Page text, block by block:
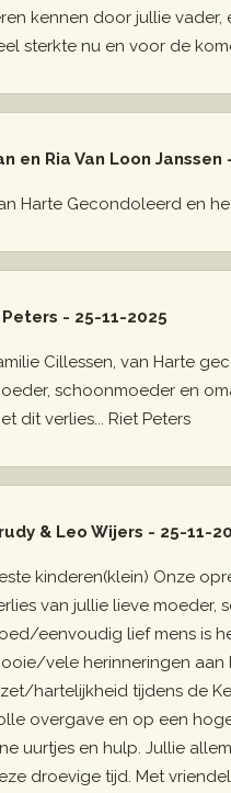
kennen door jullie vader,
sterkte nu en voor de
en Ria Van Loon Janssen
Harte Gecondoleerd en
Peters - 25-11-2025
Cillessen, van Harte
schoonmoeder en
dit verlies... Riet Peters
& Leo Wijers - 25-11-
kinderen(klein) Onze
van jullie lieve moeder,
eenvoudig lief mens is
vele herinneringen aan
hartelijkheid tijdens de
overgave en op een
uurtjes en hulp. Jullie
droevige tijd. Met